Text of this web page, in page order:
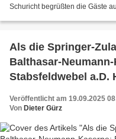
Schuricht begrüßten die Gäste
Als die Springer-
Balthasar-
Stabsfeldwebel a.D.
Veröffentlicht am 19.09.2025
Von Dieter Gürz